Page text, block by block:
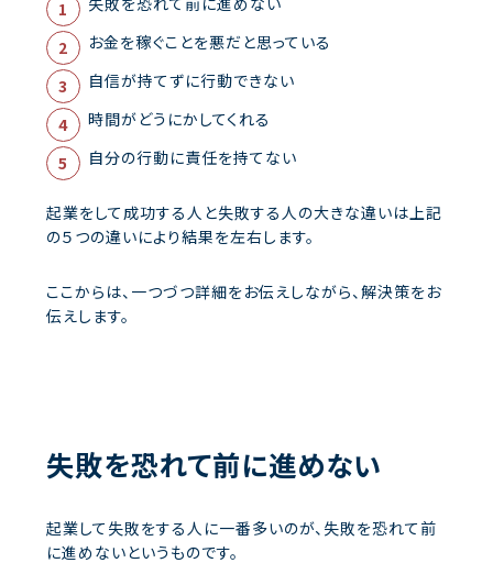
お金を稼ぐことを悪だと思っている
自信が持てずに行動できない
時間がどうにかしてくれる
自分の行動に責任を持てない
起業をして成功する人と失敗する人の大きな違いは上記
の５つの違いにより結果を左右します。
ここからは、一つづつ詳細をお伝えしながら、解決策をお
伝えします。
失敗を恐れて前に進めない
起業して失敗をする人に一番多いのが、失敗を恐れて前
に進めないというものです。